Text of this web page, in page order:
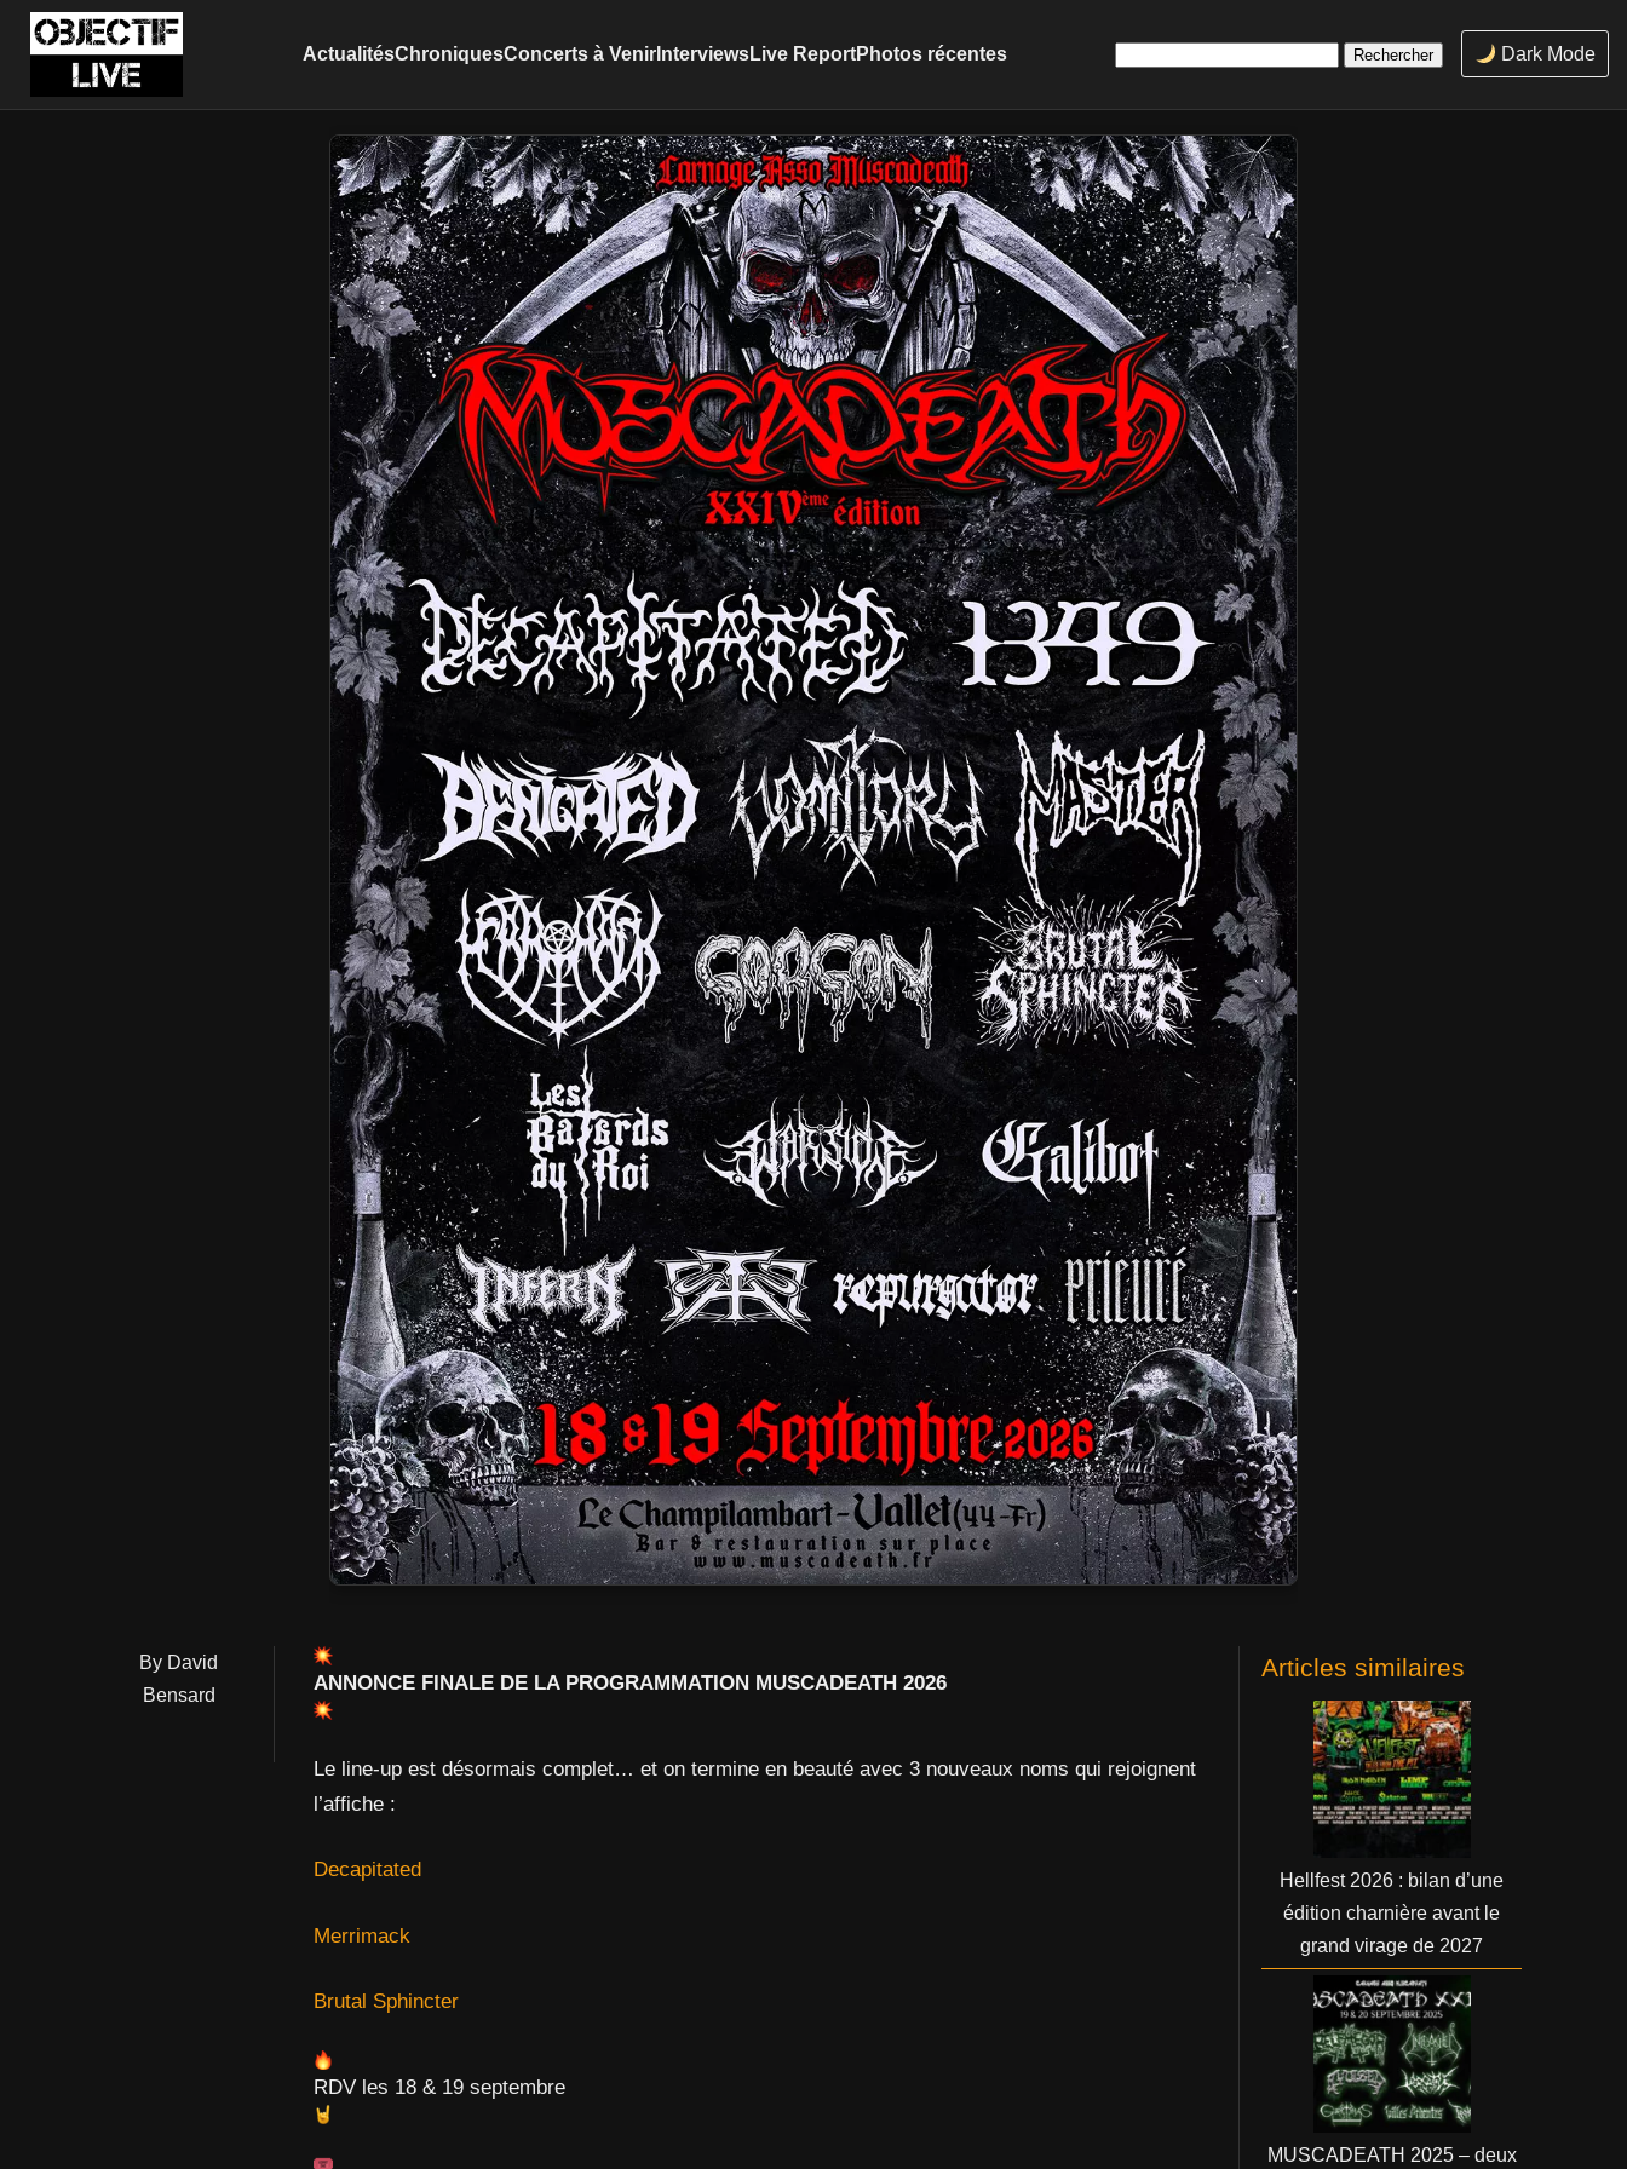
ActualitésChroniquesConcerts à VenirInterviewsLive ReportPhotos récentes Dark Mode
By David
Bensard
ANNONCE FINALE DE LA PROGRAMMATION MUSCADEATH 2026
Le line-up est désormais complet… et on termine en beauté avec 3 nouveaux noms qui rejoignent
l’affiche :
Decapitated
Merrimack
Brutal Sphincter
RDV les 18 & 19 septembre
Articles similaires
Hellfest 2026 : bilan d’une
édition charnière avant le
grand virage de 2027
MUSCADEATH 2025 – deux